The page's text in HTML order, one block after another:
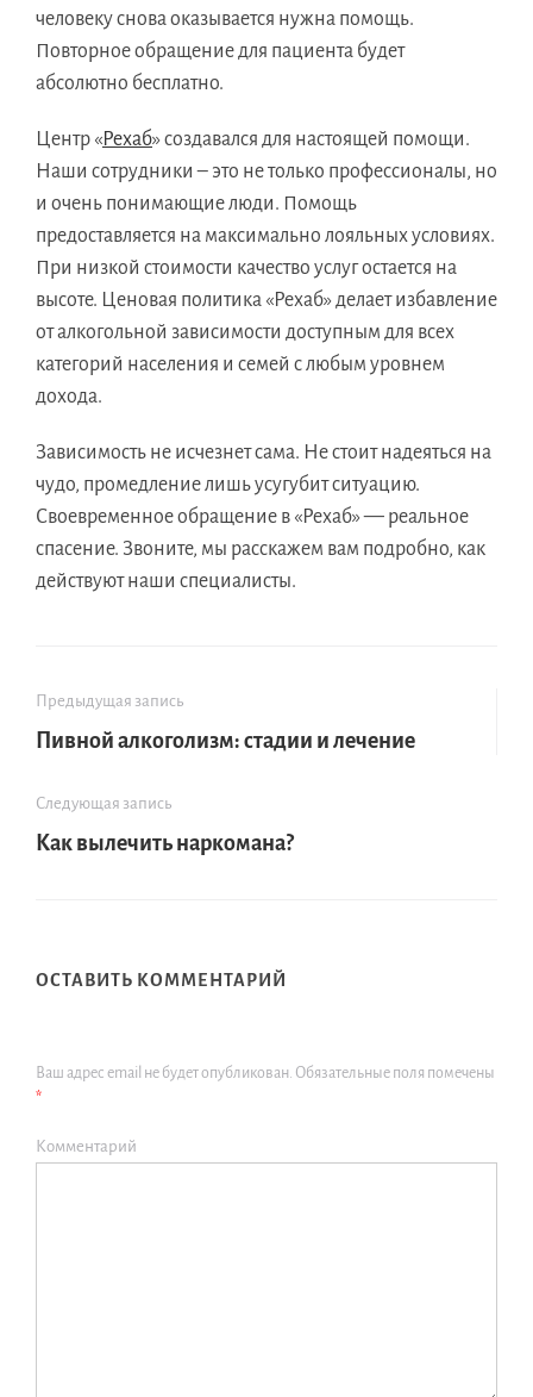
человеку снова оказывается нужна помощь.
Повторное обращение для пациента будет
абсолютно бесплатно.
Центр «Рехаб» создавался для настоящей помощи.
Наши сотрудники – это не только профессионалы, но
и очень понимающие люди. Помощь
предоставляется на максимально лояльных условиях.
При низкой стоимости качество услуг остается на
высоте. Ценовая политика «Рехаб» делает избавление
от алкогольной зависимости доступным для всех
категорий населения и семей с любым уровнем
дохода.
Зависимость не исчезнет сама. Не стоит надеяться на
чудо, промедление лишь усугубит ситуацию.
Своевременное обращение в «Рехаб» — реальное
спасение. Звоните, мы расскажем вам подробно, как
действуют наши специалисты.
Предыдущая запись
Пивной алкоголизм: стадии и лечение
Следующая запись
Как вылечить наркомана?
ОСТАВИТЬ КОММЕНТАРИЙ
Ваш адрес email не будет опубликован. Обязательные поля помечены
*
Комментарий